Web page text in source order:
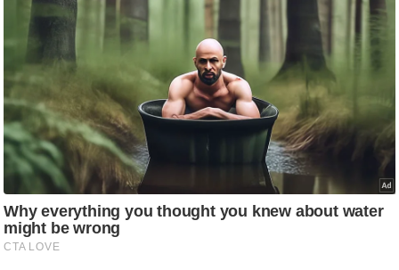
त्रा
रि
ले
श
न
शि
प
रा
ज
नी